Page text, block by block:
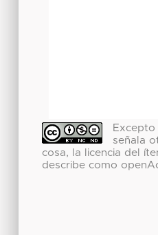
Excepto
señala
cosa, la licencia del
describe como